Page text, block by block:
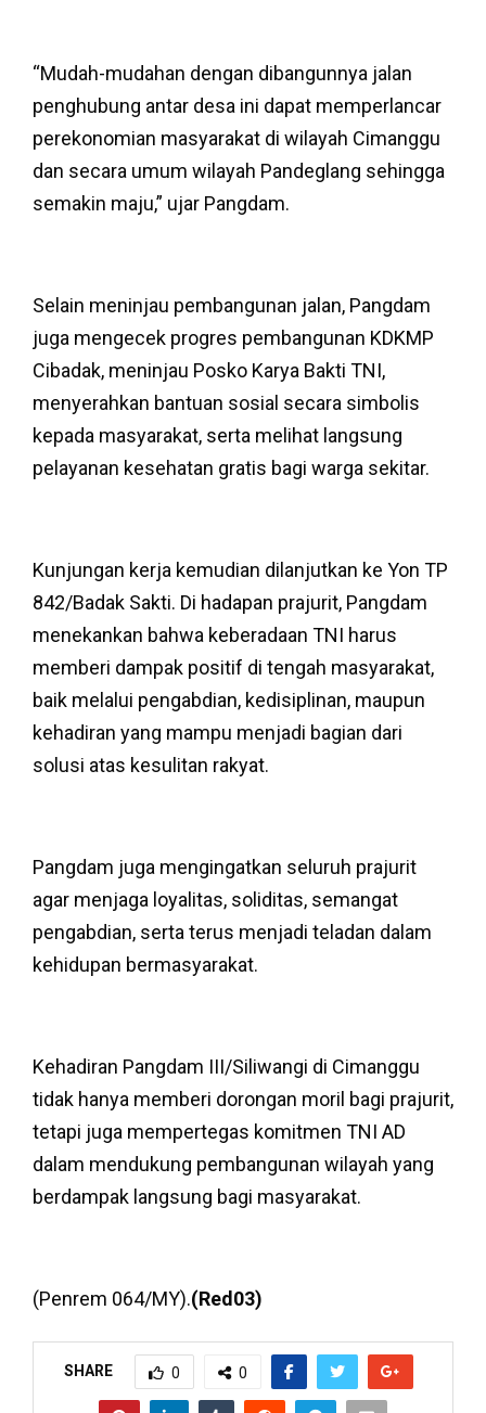
“Mudah-mudahan dengan dibangunnya jalan
penghubung antar desa ini dapat memperlancar
perekonomian masyarakat di wilayah Cimanggu
dan secara umum wilayah Pandeglang sehingga
semakin maju,” ujar Pangdam.
Selain meninjau pembangunan jalan, Pangdam
juga mengecek progres pembangunan KDKMP
Cibadak, meninjau Posko Karya Bakti TNI,
menyerahkan bantuan sosial secara simbolis
kepada masyarakat, serta melihat langsung
pelayanan kesehatan gratis bagi warga sekitar.
Kunjungan kerja kemudian dilanjutkan ke Yon TP
842/Badak Sakti. Di hadapan prajurit, Pangdam
menekankan bahwa keberadaan TNI harus
memberi dampak positif di tengah masyarakat,
baik melalui pengabdian, kedisiplinan, maupun
kehadiran yang mampu menjadi bagian dari
solusi atas kesulitan rakyat.
Pangdam juga mengingatkan seluruh prajurit
agar menjaga loyalitas, soliditas, semangat
pengabdian, serta terus menjadi teladan dalam
kehidupan bermasyarakat.
Kehadiran Pangdam III/Siliwangi di Cimanggu
tidak hanya memberi dorongan moril bagi prajurit,
tetapi juga mempertegas komitmen TNI AD
dalam mendukung pembangunan wilayah yang
berdampak langsung bagi masyarakat.
(Penrem 064/MY).(Red03)
SHARE 0 0